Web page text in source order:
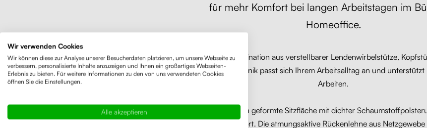
für mehr Komfort bei langen Arbeitstagen im
Homeoffice.
Die Kombination aus verstellbarer Lendenwirbelstütze,
Synchronmechanik passt sich Ihrem Arbeitsalltag an und unterstützt
Arbeiten.
Die anatomisch geformte Sitzfläche mit dichter
hohen Sitzkomfort. Die atmungsaktive Rückenlehne aus
Wir verwenden Cookies
Wir können diese zur Analyse unserer Besucherdaten platzieren, um unsere Webseite zu
verbessern, personalisierte Inhalte anzuzeigen und Ihnen ein großartiges Webseiten-
Erlebnis zu bieten. Für weitere Informationen zu den von uns verwendeten Cookies
öffnen Sie die Einstellungen.
Alle akzeptieren